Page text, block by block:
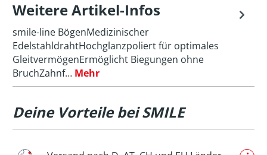
Weitere Artikel-Infos
smile-line BögenMedizinischer
EdelstahldrahtHochglanzpoliert für optimales
GleitvermögenErmöglicht Biegungen ohne
BruchZahnf… Mehr
Deine Vorteile bei SMILE